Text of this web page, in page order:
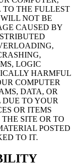
TO THE FULLEST
NOT BE
CAUSED BY
LOGIC
HARMFUL
COMPUTER
DATA, OR
TO YOUR
OR ITEMS
SITE OR TO
POSTED
TO IT.